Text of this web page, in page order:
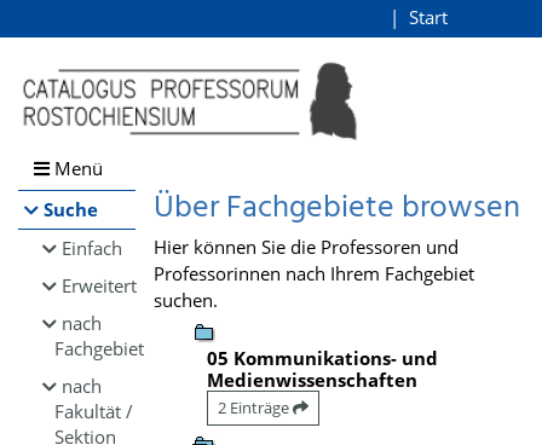
Browsen
direkt zum Inhalt
Start
Menü
Suche
Einfach
Erweitert
nach
Fachgebiet
nach
Fakultät /
Sektion
Über Fachgebiete browsen
Hier können Sie die Professoren und
Professorinnen nach Ihrem Fachgebiet
suchen.
05 Kommunikations- und
Medienwissenschaften
2 Einträge